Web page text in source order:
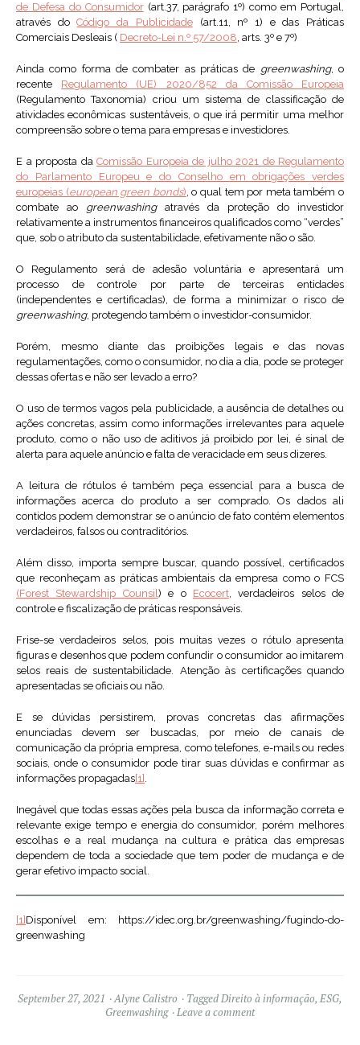
de Defesa do Consumidor(art.37, parágrafo 1º) como em Portugal,
através doCódigo da Publicidade(art.11, nº 1) e das Práticas
Comerciais Desleais ( Decreto-Lei n.º 57/2008, arts. 3º e 7º)
Ainda como forma de combater as práticas de greenwashing, o
recente Regulamento (UE) 2020/852 da Comissão Europeia
(Regulamento Taxonomia) criou um sistema de classificação de
atividades econômicas sustentáveis, o que irá permitir uma melhor
compreensão sobre o tema para empresas e investidores.
E a proposta da Comissão Europeia de julho 2021 de Regulamento
do Parlamento Europeu e do Conselho em obrigações verdes
europeias (european green bonds), o qual tem por meta também o
combate ao greenwashingatravés da proteção do investidor
relativamente a instrumentos financeiros qualificados como “verdes”
que, sob o atributo da sustentabilidade, efetivamente não o são.
O Regulamento será de adesão voluntária e apresentará um
processo de controle por parte de terceiras entidades
(independentes e certificadas), de forma a minimizar o risco de
greenwashing, protegendo também o investidor-consumidor.
Porém, mesmo diante das proibições legais e das novas
regulamentações, como o consumidor, no dia a dia, pode se proteger
dessas ofertas e não ser levado a erro?
O uso de termos vagos pela publicidade, a ausência de detalhes ou
ações concretas, assim como informações irrelevantes para aquele
produto, como o não uso de aditivos já proibido por lei, é sinal de
alerta para aquele anúncio e falta de veracidade em seus dizeres.
A leitura de rótulos é também peça essencial para a busca de
informações acerca do produto a ser comprado. Os dados ali
contidos podem demonstrar se o anúncio de fato contém elementos
verdadeiros, falsos ou contraditórios.
Além disso, importa sempre buscar, quando possível, certificados
que reconheçam as práticas ambientais da empresa como o FCS
(Forest Stewardship Counsil) e o Ecocert, verdadeiros selos de
controle e fiscalização de práticas responsáveis.
Frise-se verdadeiros selos, pois muitas vezes o rótulo apresenta
figuras e desenhos que podem confundir o consumidor ao imitarem
selos reais de sustentabilidade. Atenção às certificações quando
apresentadas se oficiais ou não.
E se dúvidas persistirem, provas concretas das afirmações
enunciadas devem ser buscadas, por meio de canais de
comunicação da própria empresa, como telefones, e-mails ou redes
sociais, onde o consumidor pode tirar suas dúvidas e confirmar as
informações propagadas[1] .
Inegável que todas essas ações pela busca da informação correta e
relevante exige tempo e energia do consumidor, porém melhores
escolhas e a real mudança na cultura e prática das empresas
dependem de toda a sociedade que tem poder de mudança e de
gerar efetivo impacto social.
[1] Disponível em: https://idec.org.br/greenwashing/fugindo-do-
greenwashing
September 27, 2021 Alyne Calistro TaggedDireito à informação, ESG,
Greenwashing
Leave a comment